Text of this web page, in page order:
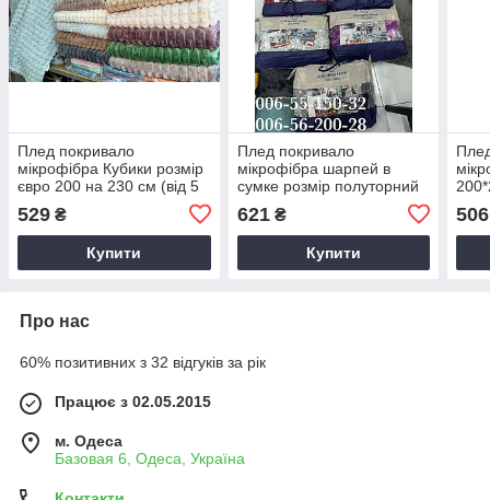
Плед покривало
мікрофібра Кубики розмір
євро 200 на 230 см (від 5
529 ₴
Купити
Плед покривало
мікрофібра шарпей в
сумке розмір полуторний
150 на 200 см (від 5 шт.)
621₴
Купити
506
Про нас
60% позитивних з 32 відгуків за рік
Працює з 02.05.2015
м. Одеса
Базовая 6, Одеса, Україна